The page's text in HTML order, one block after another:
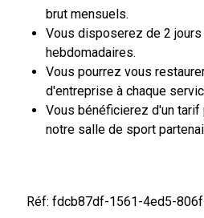
brut mensuels.
Vous disposerez de 2
hebdomadaires.
Vous pourrez vous
d'entreprise à chaque
Vous bénéficierez d'un
notre salle de sport
Réf: fdcb87df-1561-4ed5-